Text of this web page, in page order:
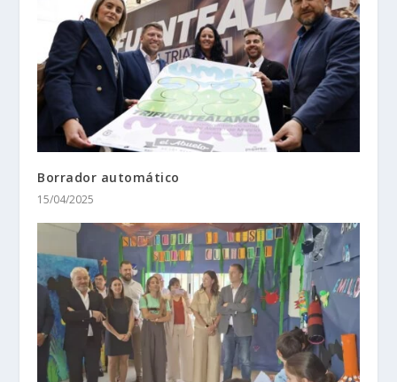
Borrador automático
15/04/2025